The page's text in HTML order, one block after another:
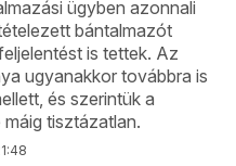
ügyben azonnali
bántalmazót
is tettek. Az
ugyanakkor továbbra is
és szerintük a
tisztázatlan.